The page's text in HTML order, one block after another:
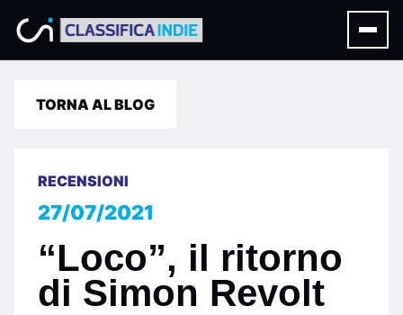
TORNA AL BLOG
RECENSIONI
27/07/2021
“Loco”, il ritorno
di Simon Revolt